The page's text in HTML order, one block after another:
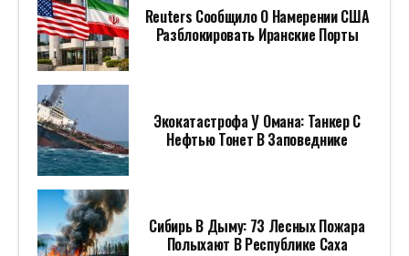
Reuters Сообщило О Намерении США
Разблокировать Иранские Порты
Экокатастрофа У Омана: Танкер С
Нефтью Тонет В Заповеднике
Сибирь В Дыму: 73 Лесных Пожара
Полыхают В Республике Саха